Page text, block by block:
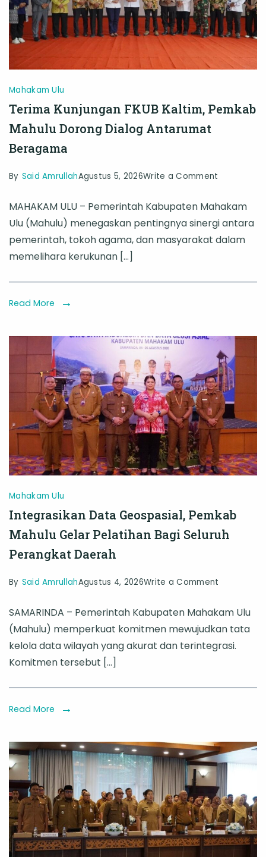
Mahakam Ulu
Terima Kunjungan FKUB Kaltim, Pemkab
Mahulu Dorong Dialog Antarumat
Beragama
By Said AmrullahAgustus 5, 2026Write a Comment
Kunjungan
FKUB
Kaltim,
Mahulu
Antarumat
Beragama
MAHAKAM ULU – Pemerintah Kabupaten Mahakam
Ulu (Mahulu) menegaskan pentingnya sinergi antara
pemerintah, tokoh agama, dan masyarakat dalam
memelihara kerukunan […]
Read More
Mahakam Ulu
Integrasikan Data Geospasial, Pemkab
Mahulu Gelar Pelatihan Bagi Seluruh
Perangkat Daerah
By Said AmrullahAgustus 4, 2026Write a Comment
Data
Pemkab
Gelar
Seluruh
Perangkat
Daerah
SAMARINDA – Pemerintah Kabupaten Mahakam Ulu
(Mahulu) memperkuat komitmen mewujudkan tata
kelola data wilayah yang akurat dan terintegrasi.
Komitmen tersebut […]
Read More